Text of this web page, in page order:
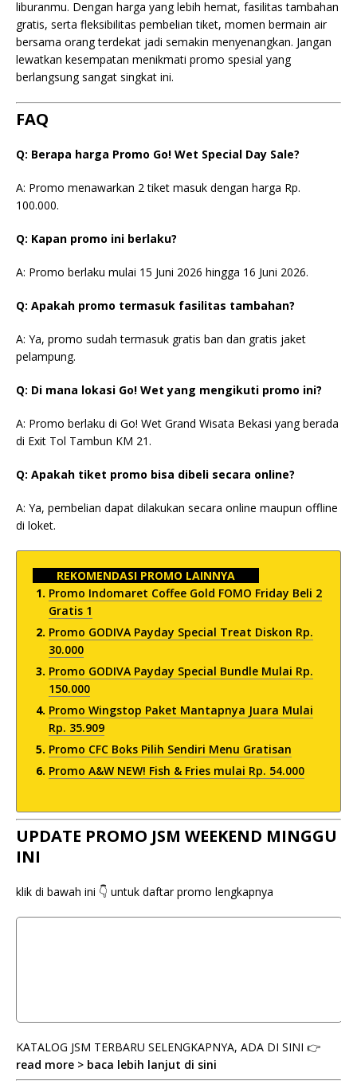
liburanmu. Dengan harga yang lebih hemat, fasilitas tambahan
gratis, serta fleksibilitas pembelian tiket, momen bermain air
bersama orang terdekat jadi semakin menyenangkan. Jangan
lewatkan kesempatan menikmati promo spesial yang
berlangsung sangat singkat ini.
FAQ
Q: Berapa harga Promo Go! Wet Special Day Sale?
A: Promo menawarkan 2 tiket masuk dengan harga Rp.
100.000.
Q: Kapan promo ini berlaku?
A: Promo berlaku mulai 15 Juni 2026 hingga 16 Juni 2026.
Q: Apakah promo termasuk fasilitas tambahan?
A: Ya, promo sudah termasuk gratis ban dan gratis jaket
pelampung.
Q: Di mana lokasi Go! Wet yang mengikuti promo ini?
A: Promo berlaku di Go! Wet Grand Wisata Bekasi yang berada
di Exit Tol Tambun KM 21.
Q: Apakah tiket promo bisa dibeli secara online?
A: Ya, pembelian dapat dilakukan secara online maupun offline
di loket.
REKOMENDASI PROMO LAINNYA
Promo Indomaret Coffee Gold FOMO Friday Beli 2
Gratis 1
Promo GODIVA Payday Special Treat Diskon Rp.
30.000
Promo GODIVA Payday Special Bundle Mulai Rp.
150.000
Promo Wingstop Paket Mantapnya Juara Mulai
Rp. 35.909
Promo CFC Boks Pilih Sendiri Menu Gratisan
Promo A&W NEW! Fish & Fries mulai Rp. 54.000
UPDATE PROMO JSM WEEKEND MINGGU
INI
klik di bawah ini 👇 untuk daftar promo lengkapnya
KATALOG JSM TERBARU SELENGKAPNYA, ADA DI SINI 👉
read more > baca lebih lanjut di sini